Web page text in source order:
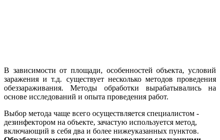
В зависимости от площади, особенностей объекта, условий
заражения и т.д. существует несколько методов проведения
обеззараживания. Методы обработки вырабатывались на
основе исследований и опыта проведения работ.
Выбор метода чаще всего осуществляется специалистом -
дезинфектором на объекте, зачастую используется метод,
включающий в себя два и более нижеуказанных пунктов.